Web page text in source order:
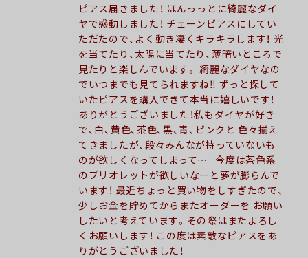
ピアス届きました！ ほんっっとに綺麗なダイ
ヤで感動しました！ チェーンピアスにしてい
ただたので、よく動き凄くキラキラします！ 光
を当てたり、太陽に当てたり、薄暗いところで
見たりと楽しんでいます。 綺麗なダイヤなの
でいつまでも見てられますね‼︎ ずっと探して
いたピアスを購入できて本当に嬉しいです！
ありがとうございました！私もダイヤが好き
で、白、黄色、茶色、黒、青、ピンクと 色々揃え
てきましたが、段々みんなが持っていないも
のが欲しくなってしまって… 今度は茶色系
のブリオレットが欲しいなーと夢が膨らんで
います！ 最近ちょっと買い物をしすぎたので、
少しお金を貯めてからまたオーダーを お願い
したいと考えています。その際はまたよろし
くお願いします！ この度は素敵なピアスをあ
りがとうございました！